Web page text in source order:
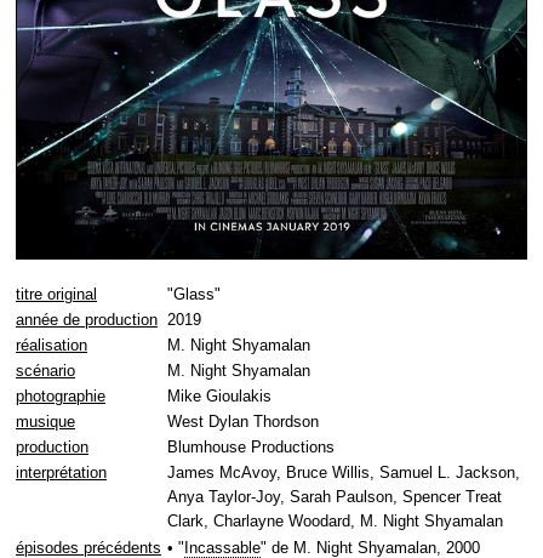
titre original
"Glass"
année de production 2019
réalisation
M. Night Shyamalan
scénario
M. Night Shyamalan
photographie
Mike Gioulakis
musique
West Dylan Thordson
production
Blumhouse Productions
interprétation
James McAvoy, Bruce Willis, Samuel L. Jackson,
Anya Taylor-Joy, Sarah Paulson, Spencer Treat
Clark, Charlayne Woodard, M. Night Shyamalan
épisodes précédents • "Incassable" de M. Night Shyamalan, 2000